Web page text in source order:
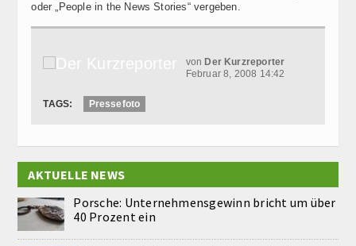
oder „People in the News Stories“ vergeben.
von Der Kurzreporter
Februar 8, 2008 14:42
TAGS: Pressefoto
AKTUELLE NEWS
Porsche: Unternehmensgewinn bricht um über
40 Prozent ein